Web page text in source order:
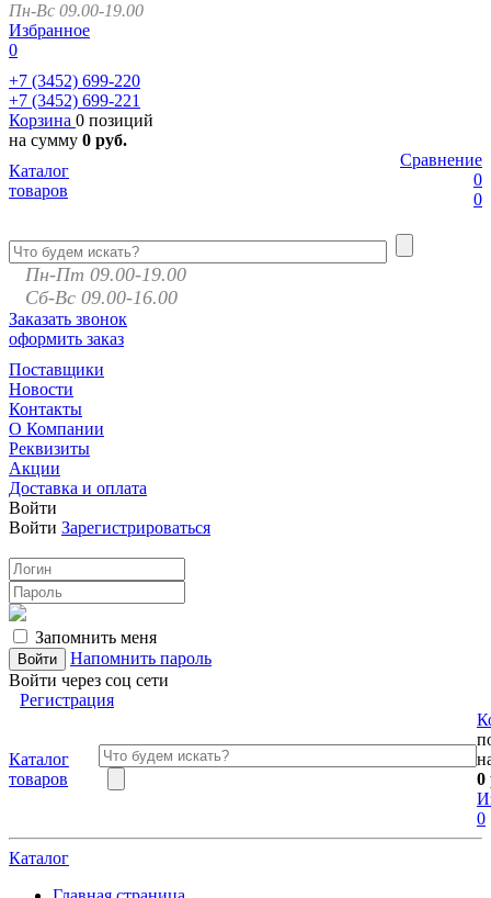
Пн-Вс 09.00-19.00
Избранное
0
+7 (3452) 699-220
+7 (3452) 699-221
Корзина 0 позиций
на сумму 0 руб.
Сравнение
0
0
Каталог
товаров
Пн-Пт 09.00-19.00
Сб-Вс 09.00-16.00
Заказать звонок
оформить заказ
Поставщики
Новости
Контакты
О Компании
Реквизиты
Акции
Доставка и оплата
Войти
Войти Зарегистрироваться
Запомнить меня
Напомнить пароль
Войти через соц сети
Регистрация
Каталог
товаров
0
0
Каталог